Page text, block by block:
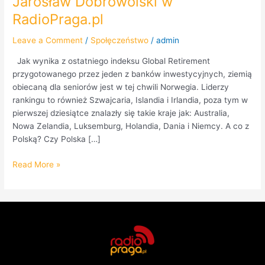
RadioPraga.pl
Leave a Comment / Społęczeństwo /admin
Jak wynika z ostatniego indeksu Global Retirement
przygotowanego przez jeden z banków inwestycyjnych, ziemią
obiecaną dla seniorów jest w tej chwili Norwegia. Liderzy
rankingu to również Szwajcaria, Islandia i Irlandia, poza tym w
pierwszej dziesiątce znalazły się takie kraje jak: Australia,
Nowa Zelandia, Luksemburg, Holandia, Dania i Niemcy. A co z
Polską? Czy Polska […]
Read More »